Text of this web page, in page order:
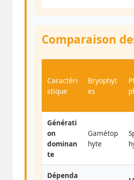
Comparaison
Caractéri
stique
Bryophyt
es
Générati
on
dominan
te
Gamétop
hyte
Dépenda